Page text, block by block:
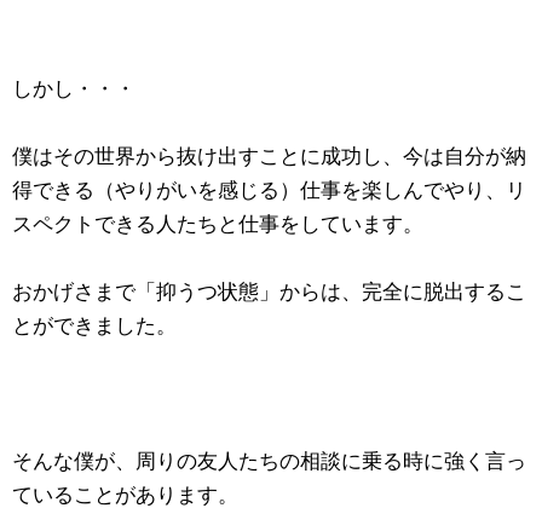
しかし・・・
僕はその世界から抜け出すことに成功し、今は自分が納
得できる（やりがいを感じる）仕事を楽しんでやり、リ
スペクトできる人たちと仕事をしています。
おかげさまで「抑うつ状態」からは、完全に脱出するこ
とができました。
そんな僕が、周りの友人たちの相談に乗る時に強く言っ
ていることがあります。